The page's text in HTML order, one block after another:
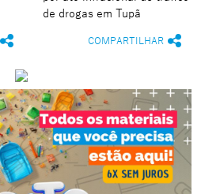
de drogas em Tupã
COMPARTILHAR